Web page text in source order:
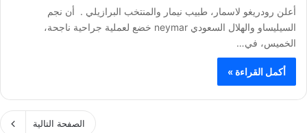
أعلن رودريغو لاسمار، طبيب نيمار والمنتخب البرازيلي . أن نجم
السيليساو والهلال السعودي neymar خضع لعملية جراحية ناجحة،
الخميس، في…
أكمل القراءة »
الصفحة التالية